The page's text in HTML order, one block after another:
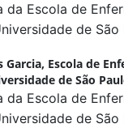
da Escola de
de São
Garcia, Escola de
de São
da Escola de
de São